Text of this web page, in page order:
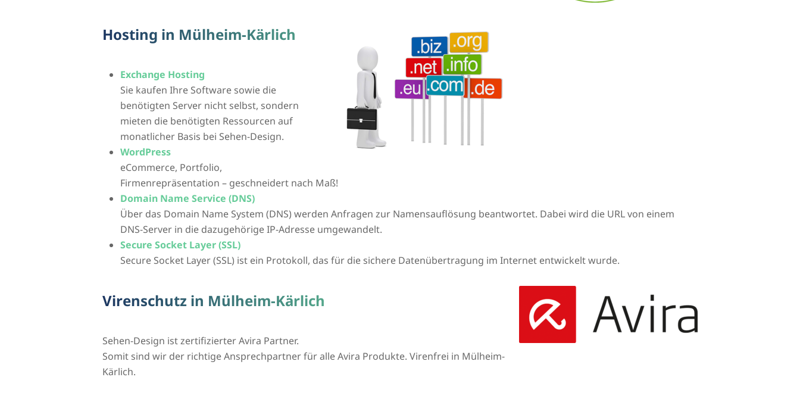
Hosting in Mülheim-Kärlich
Exchange Hosting
Sie kaufen Ihre Software sowie die
benötigten Server nicht selbst, sondern
mieten die benötigten Ressourcen auf
monatlicher Basis bei Sehen-Design.
WordPress
eCommerce, Portfolio,
Firmenrepräsentation – geschneidert nach Maß!
Domain Name Service (DNS)
Über das Domain Name System (DNS) werden Anfragen zur Namensauflösung beantwortet. Dabei wird die URL von einem
DNS-Server in die dazugehörige IP-Adresse umgewandelt.
Secure Socket Layer (SSL)
Secure Socket Layer (SSL) ist ein Protokoll, das für die sichere Datenübertragung im Internet entwickelt wurde.
Virenschutz in Mülheim-Kärlich
Sehen-Design ist zertifizierter Avira Partner.
Somit sind wir der richtige Ansprechpartner für alle Avira Produkte. Virenfrei in Mülheim-
Kärlich.